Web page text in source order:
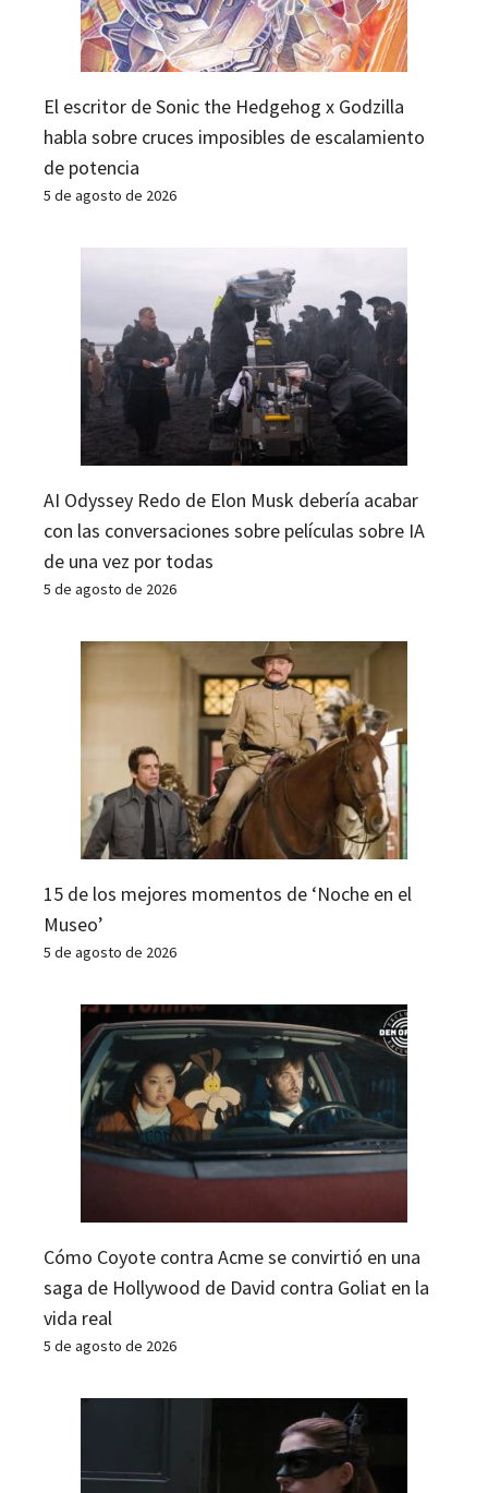
El escritor de Sonic the Hedgehog x Godzilla
habla sobre cruces imposibles de escalamiento
de potencia
5 de agosto de 2026
AI Odyssey Redo de Elon Musk debería acabar
con las conversaciones sobre películas sobre IA
de una vez por todas
5 de agosto de 2026
15 de los mejores momentos de ‘Noche en el
Museo’
5 de agosto de 2026
Cómo Coyote contra Acme se convirtió en una
saga de Hollywood de David contra Goliat en la
vida real
5 de agosto de 2026